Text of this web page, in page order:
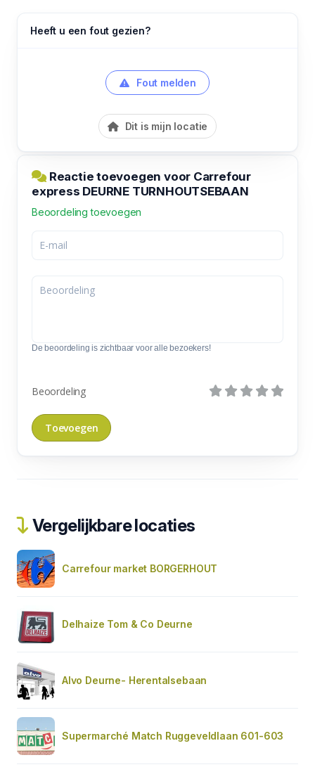
Heeft u een fout gezien?
Fout melden
Dit is mijn locatie
Reactie toevoegen voor Carrefour
express DEURNE TURNHOUTSEBAAN
Beoordeling toevoegen
De beoordeling is zichtbaar voor alle bezoekers!
Beoordeling
Vergelijkbare locaties
Carrefour market BORGERHOUT
Delhaize Tom & Co Deurne
Alvo Deurne- Herentalsebaan
Supermarché Match Ruggeveldlaan 601-603